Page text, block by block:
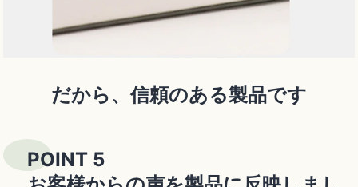
だから、信頼のある製品です
POINT 5